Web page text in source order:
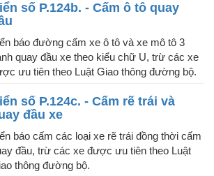
số P.124b. - Cấm ô tô quay
báo đường cấm xe ô tô và xe mô tô 3
quay đầu xe theo kiểu chữ U, trừ các xe
ưu tiên theo Luật Giao thông đường bộ.
số P.124c. - Cấm rẽ trái và
đầu xe
báo cấm các loại xe rẽ trái đồng thời cấm
đầu, trừ các xe được ưu tiên theo Luật
thông đường bộ.